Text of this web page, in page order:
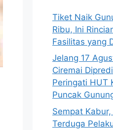
Tiket Naik
Ribu, Ini
Fasilitas yang
Jelang 17
Ciremai
Peringati HUT
Puncak
Sempat
Terduga